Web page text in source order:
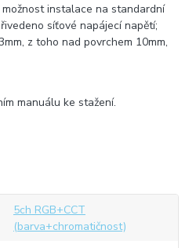
instalace na standardní
síťové napájecí napětí;
z toho nad povrchem 10mm,
manuálu ke stažení.
5ch RGB+CCT
(barva+chromatičnost)